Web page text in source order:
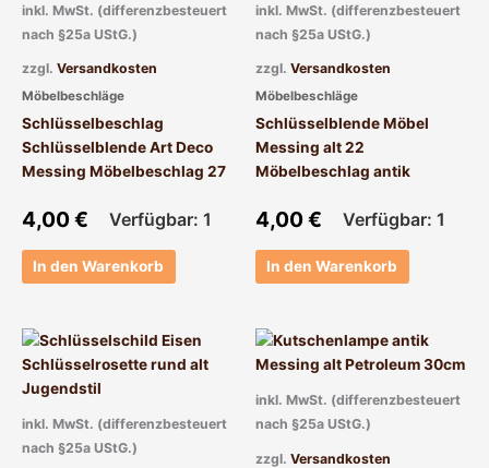
inkl. MwSt. (differenzbesteuert
nach §25a UStG.)
zzgl. Versandkosten
Möbelbeschläge
Schlüsselbeschlag
Schlüsselblende Art Deco
Messing Möbelbeschlag 27
4,00€ Verfügbar: 1
In den Warenkorb
inkl. MwSt. (differenzbesteuert
nach §25a UStG.)
zzgl. Versandkosten
Möbelbeschläge
Schlüsselblende Möbel
Messing alt 22
Möbelbeschlag antik
4,00€ Verfügbar: 1
In den Warenkorb
inkl. MwSt. (differenzbesteuert
nach §25a UStG.)
inkl. MwSt. (differenzbesteuert
nach §25a UStG.)
zzgl. Versandkosten